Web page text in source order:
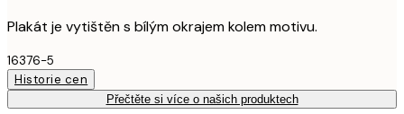
Plakát je vytištěn s bílým okrajem kolem motivu.
16376-5
Historie cen
Přečtěte si více o našich produktech